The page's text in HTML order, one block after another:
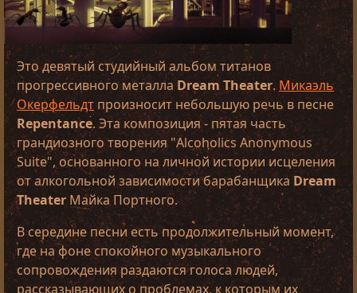
Это девятый студийный альбом титанов
прогрессивного металлаDream Theater. Микаэль
Окерфельдт произносит небольшую речь в песне
Repentance. Эта композиция - пятая часть
грандиозного творения "Alcoholics Anonymous
Suite", основанного на личной истории исцеления
от алкогольной зависимости барабанщикаDream
Theater Майка Портного.
В середине песни есть продолжительный момент,
где на фоне спокойного музыкального
сопровождения раздаются голоса людей,
рассказывающих о проблемах, к которым их